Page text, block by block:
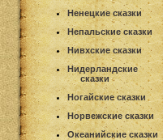
Ненецкие сказки
Непальские сказки
Нивхские сказки
Нидерландские
сказки
Ногайские сказки
Норвежские сказки
Океанийские сказки